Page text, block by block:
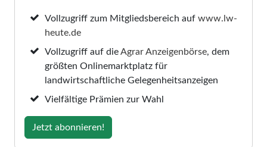
Vollzugriff zum Mitgliedsbereich aufwww.lw-
heute.de
Vollzugriff auf dieAgrar Anzeigenbörse, dem
größten Onlinemarktplatz für
landwirtschaftliche Gelegenheitsanzeigen
Vielfältige Prämien zur Wahl
Jetzt abonnieren!